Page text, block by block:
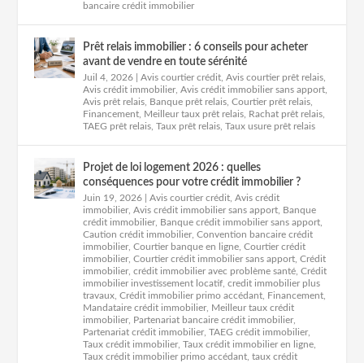
bancaire crédit immobilier
Prêt relais immobilier : 6 conseils pour acheter
avant de vendre en toute sérénité
Juil 4, 2026 |Avis courtier crédit ,Avis courtier prêt relais
Avis crédit immobilier ,Avis crédit immobilier sans apport
Avis prêt relais Banque prêt relais ,Courtier prêt relais
Financement Meilleur taux prêt relais Rachat prêt relais
TAEG prêt relais ,Taux prêt relais ,Taux usure prêt relais
Projet de loi logement 2026 : quelles
conséquences pour votre crédit immobilier ?
Juin 19, 2026 |Avis courtier crédit ,Avis crédit
immobilier ,Avis crédit immobilier sans apport Banque
crédit immobilier Banque crédit immobilier sans apport
Caution crédit immobilier ,Convention bancaire crédit
immobilier ,Courtier banque en ligne ,Courtier crédit
immobilier ,Courtier crédit immobilier sans apport ,Crédit
immobilier ,crédit immobilier avec problème santé ,Crédit
immobilier investissement locatif ,credit immobilier plus
travaux ,Crédit immobilier primo accédant Financement
Mandataire crédit immobilier Meilleur taux crédit
immobilier Partenariat bancaire crédit immobilier
Partenariat crédit immobilier ,TAEG crédit immobilier
Taux crédit immobilier ,Taux crédit immobilier en ligne
Taux crédit immobilier primo accédant ,taux crédit